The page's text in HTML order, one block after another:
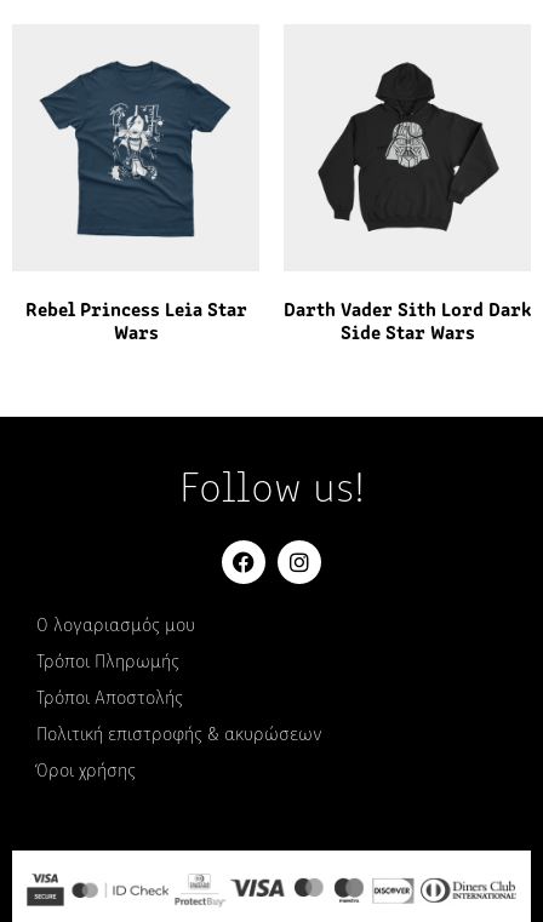
Rebel Princess Leia Star
Wars
Darth Vader Sith Lord Dark
Side Star Wars
Follow us!
Ο λογαριασμός μου
Τρόποι Πληρωμής
Τρόποι Αποστολής
Πολιτική επιστροφής & ακυρώσεων
Όροι χρήσης